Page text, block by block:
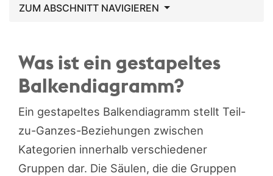
ZUM ABSCHNITT NAVIGIEREN
Was ist ein gestapeltes
Balkendiagramm?
Ein gestapeltes Balkendiagramm stellt Teil-
zu-Ganzes-Beziehungen zwischen
Kategorien innerhalb verschiedener
Gruppen dar. Die Säulen, die die Gruppen